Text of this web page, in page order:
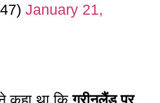
January 21,
कहा था किग्रीनलैंड पर